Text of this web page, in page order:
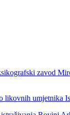
zavod
likovnih umjetnika